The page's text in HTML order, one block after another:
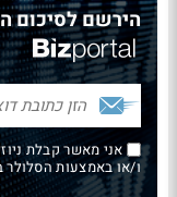
הירשם לסיכום
אני מאשר קבלת
ו/או באמצעות הסלולר בהתאם